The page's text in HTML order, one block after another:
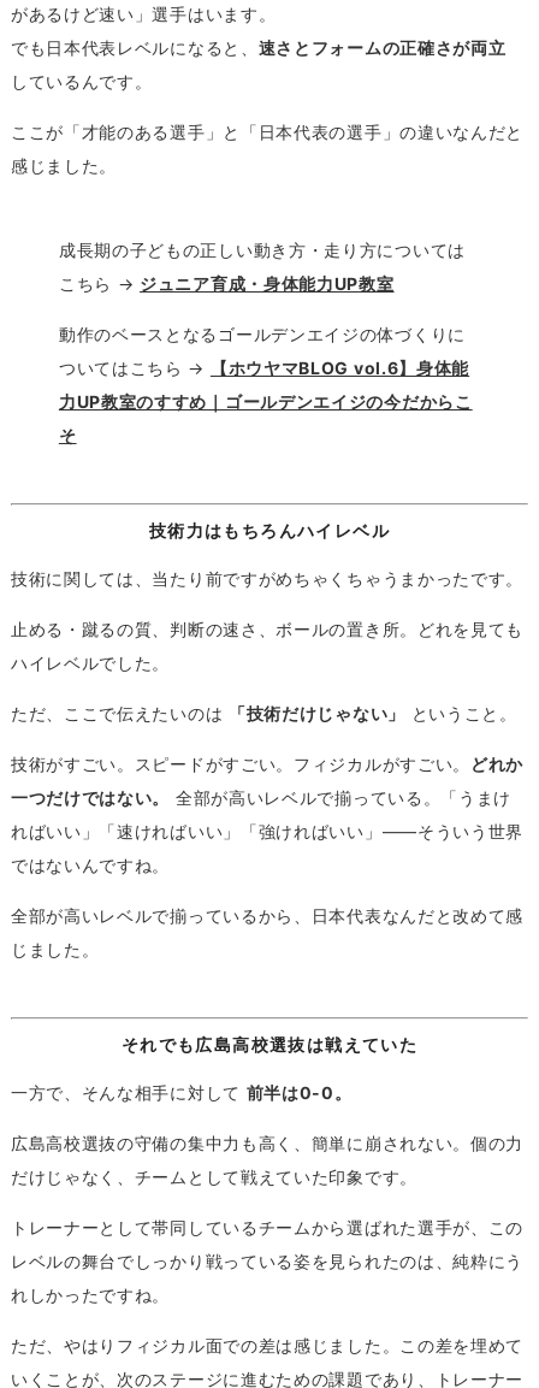
があるけど速い」選手はいます。
でも日本代表レベルになると、 速さとフォームの正確さが両立
しているんです。
ここが「才能のある選手」と「日本代表の選手」の違いなんだと
感じました。
成長期の子どもの正しい動き方・走り方については
こちら → ジュニア育成・身体能力UP教室
動作のベースとなるゴールデンエイジの体づくりに
ついてはこちら →
【ホウヤマBLOG vol.6】身体能
力UP教室のすすめ｜ゴールデンエイジの今だからこ
そ
技術力はもちろんハイレベル
技術に関しては、当たり前ですがめちゃくちゃうまかったです。
止める・蹴るの質、判断の速さ、ボールの置き所。どれを見ても
ハイレベルでした。
ただ、ここで伝えたいのは 「技術だけじゃない」 ということ。
技術がすごい。スピードがすごい。フィジカルがすごい。
どれか
一つだけではない。
全部が高いレベルで揃っている。「うまけ
ればいい」「速ければいい」「強ければいい」——そういう世界
ではないんですね。
全部が高いレベルで揃っているから、日本代表なんだと改めて感
じました。
それでも広島高校選抜は戦えていた
一方で、そんな相手に対して 前半は0-0。
広島高校選抜の守備の集中力も高く、簡単に崩されない。個の力
だけじゃなく、チームとして戦えていた印象です。
トレーナーとして帯同しているチームから選ばれた選手が、この
レベルの舞台でしっかり戦っている姿を見られたのは、純粋にう
れしかったですね。
ただ、やはりフィジカル面での差は感じました。この差を埋めて
いくことが、次のステージに進むための課題であり、トレーナー